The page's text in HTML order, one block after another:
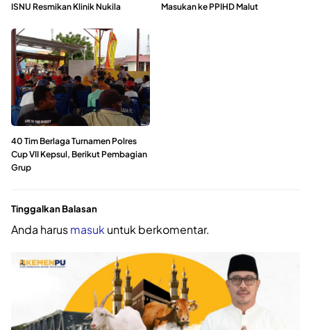
ISNU Resmikan Klinik Nukila
Masukan ke PPIHD Malut
40 Tim Berlaga Turnamen Polres
Cup VII Kepsul, Berikut Pembagian
Grup
Tinggalkan Balasan
Anda harusmasuk untuk berkomentar.